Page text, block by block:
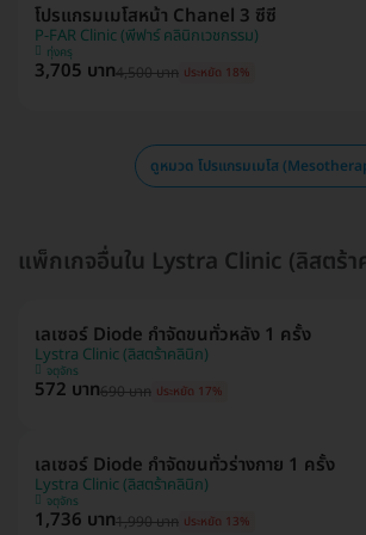
โปรแกรมเมโสหน้า Chanel 3 ซีซี
P-FAR Clinic (พีฟาร์ คลินิกเวชกรรม)
ทุ่งครุ
3,705 บาท4,500 บาท ประหยัด 18%
ดูหมวด โปรแกรมเมโส
แพ็กเกจอื่นใน Lystra Clinic (ลิสตร้
เลเซอร์ Diode กำจัดขนทั่วหลัง 1 ครั้ง
Lystra Clinic (ลิสตร้าคลินิก)
จตุจักร
572 บาท690 บาท ประหยัด 17%
เลเซอร์ Diode กำจัดขนทั่วร่างกาย 1 ครั้ง
Lystra Clinic (ลิสตร้าคลินิก)
จตุจักร
1,736 บาท1,990 บาท ประหยัด 13%